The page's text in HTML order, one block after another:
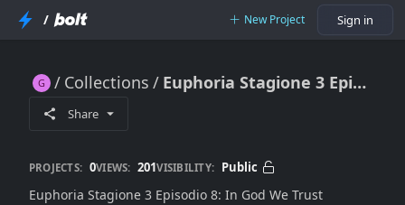
/ New Project Sign in
Collections Euphoria Stagione 3 Episodio 8 Streaming italiano
Share
PROJECTS: 0VIEWS: 201VISIBILITY: Public
Euphoria Stagione 3 Episodio 8: In God We Trust